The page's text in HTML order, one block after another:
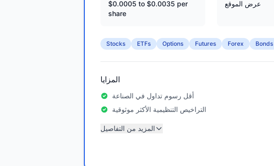
$0.0005 to $0.0035 per
share
عرض الموقع
Stocks ETFs Options Futures Forex Bonds
المزايا
أقل رسوم تداول في الصناعة
التراخيص التنظيمية الأكثر موثوقية
المزيد من التفاصيل